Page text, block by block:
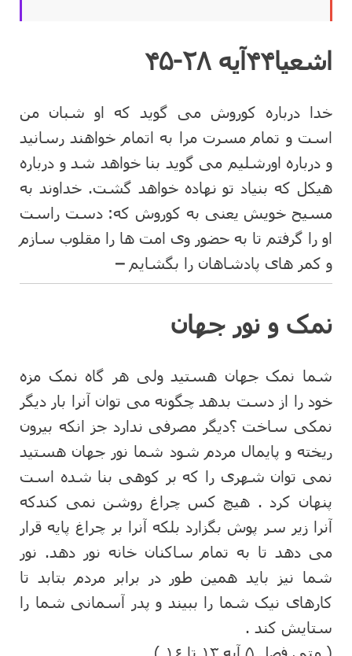
اشعیا۴۴آیه ۲۸-۴۵
خدا درباره کوروش می گوید که او شبان من
است و تمام مسرت مرا به اتمام خواهند رسانید
و درباره اورشلیم می گوید بنا خواهد شد و درباره
هیکل که بنیاد تو نهاده خواهد گشت. خداوند به
مسیح خویش یعنی به کوروش که: دست راست
او را گرفتم تا به حضور وی امت ها را مقلوب سازم
و کمر های پادشاهان را بگشایم –
نمک و نور جهان
شما نمک جهان هستید ولی هر گاه نمک مزه
خود را از دست بدهد چگونه می توان آنرا بار دیگر
نمکی ساخت ؟دیگر مصرفی ندارد جز انکه بیرون
ریخته و پایمال مردم شود شما نور جهان هستید
نمی توان شهری را که بر کوهی بنا شده است
پنهان کرد . هیچ کس چراغ روشن نمی کندکه
آنرا زیر سر پوش بگزارد بلکه آنرا بر چراغ پایه قرار
می دهد تا به تمام ساکنان خانه نور دهد. نور
شما نیز باید همین طور در برابر مردم بتابد تا
کارهای نیک شما را ببیند و پدر آسمانی شما را
ستایش کند .
( متی فصل ۵ آیه ۱۳ تا ۱۶ )